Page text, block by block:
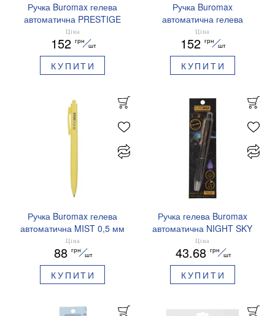
Ручка Buromax гелева
автоматична PRESTIGE
SILVER 0,5 мм сині
чорнила BM.83102
Ціна
152 грн
шт
КУПИТИ
Ручка Buromax
автоматична гелева
PRESTIGE GOLD 0,5 мм
сині чорнила BM.83101
Ціна
152 грн
шт
КУПИТИ
Ручка Buromax гелева
автоматична MIST 0,5 мм
сині чорнила BM.83103
Ціна
88 грн
шт
КУПИТИ
Ручка гелева Buromax
автоматична NIGHT SKY
ZODIAC 0.5 мм
ароматизований грип синє
чорнило BM.8379-01
Ціна
43.68 грн
шт
КУПИТИ